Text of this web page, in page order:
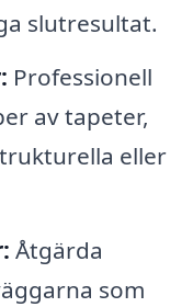
slutresultat.
Professionell
av tapeter,
eller
Åtgärda
som